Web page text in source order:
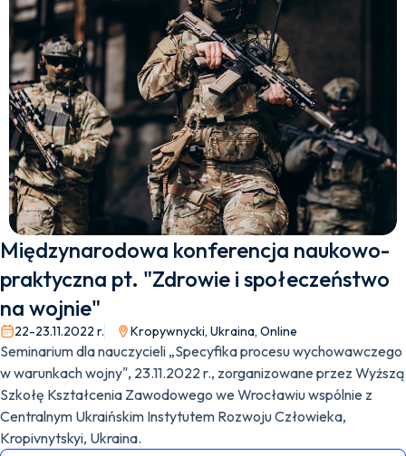
Międzynarodowa konferencja naukowo-
praktyczna pt. "Zdrowie i społeczeństwo
na wojnie"
22-23.11.2022 r. Kropywnycki, Ukraina, Online
Seminarium dla nauczycieli „Specyfika procesu wychowawczego
w warunkach wojny", 23.11.2022 r., zorganizowane przez Wyższą
Szkołę Kształcenia Zawodowego we Wrocławiu wspólnie z
Centralnym Ukraińskim Instytutem Rozwoju Człowieka,
Kropivnytskyi, Ukraina.